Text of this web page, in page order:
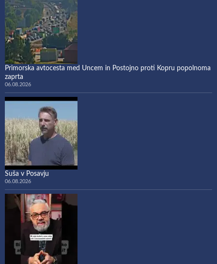
Primorska avtocesta med Uncem in Postojno proti Kopru popolnoma
zaprta
06.08.2026
Suša v Posavju
06.08.2026